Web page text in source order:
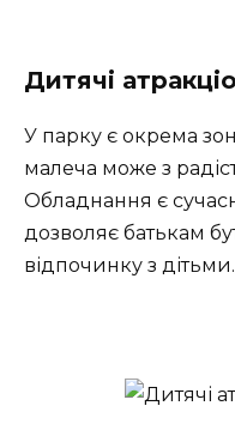
Дитячі
У парку є окрема
малеча може з
Обладнання є
дозволяє батькам
відпочинку з дітьми.